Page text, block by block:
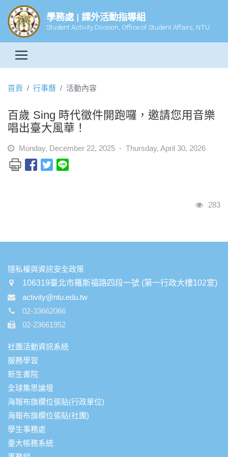
學務處 | 課外活動指導組
Student Activity Division, Office of Student Affairs, NTU
首頁 行事曆 活動內容
百歲 Sing 時代徵件開跑囉，邀請您用音樂
唱出臺大風華！
Monday, December 22, 2025 - Thursday, April 30, 2026
瀏覽
283
:::
隱私權與資訊安全政策
106319臺北市羅斯福路四段一號 (第一行政大樓102室)
activity@ntu.edu.tw
02-33662066
02-23661952
社團活動資訊系統
服務學習
新生書院
全球集思論壇
海報布旗欄位張貼(行政單位)
海報布旗欄位張貼(社團)
學生事務處
臺大帳務系統